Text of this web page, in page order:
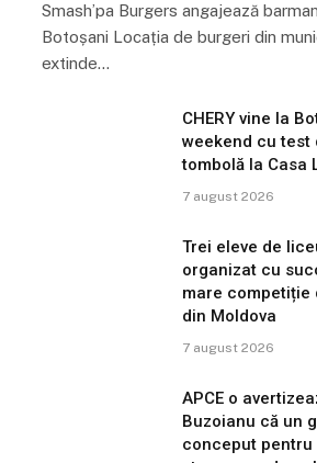
Smash’pa Burgers angajează
Botoșani Locația de burgeri din
extinde…
CHERY vine la
weekend cu test
tombolă la Casa
7 august 2026
Trei eleve de
organizat cu
mare competiție
din Moldova
7 august 2026
APCE o
Buzoianu că un
conceput pentru